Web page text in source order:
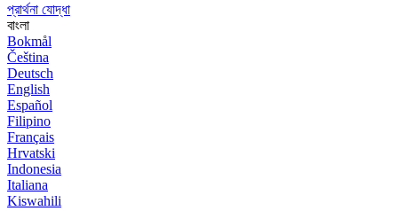
প্রার্থনা যোদ্ধা
বাংলা
Bokmål
Čeština
Deutsch
English
Español
Filipino
Français
Hrvatski
Indonesia
Italiana
Kiswahili